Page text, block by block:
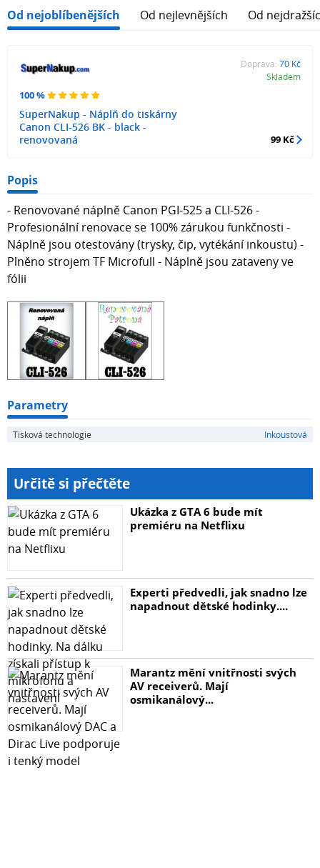
Od nejoblíbenějších Od nejlevnějších Od
100 %
SuperNakup - Náplň do tiskárny
Canon CLI-526 BK - black -
renovovaná
Doprava: 70 Kč
Skladem
99 Kč
Popis
- Renovované náplně Canon PGI-525 a CLI-526 -
Profesionální renovace se 100% zárukou funkčnosti -
Náplně jsou otestovány (trysky, čip, vytékání inkoustu) -
Plněno strojem TF Microfull - Náplně jsou zataveny ve
fólii
Parametry
Tisková technologie Inkoustová
Určitě si přečtěte
Ukázka z GTA 6 bude mít
premiéru na Netflixu
Experti předvedli, jak snadno lze
napadnout dětské hodinky....
Marantz mění vnitřnosti svých
AV receiverů. Mají
osmikanálový...